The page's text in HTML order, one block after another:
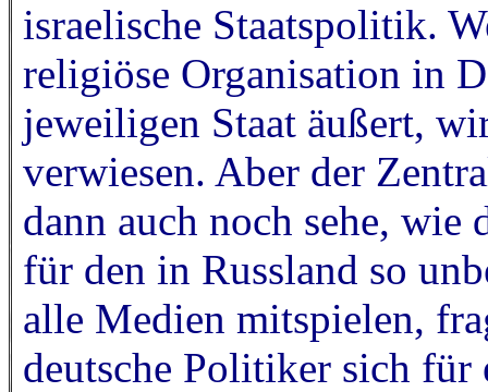
israelische Staatspolitik.
religiöse Organisation in
jeweiligen Staat äußert,
verwiesen. Aber der
dann auch noch sehe, wie
für den in Russland so
alle Medien mitspielen,
deutsche Politiker sich für